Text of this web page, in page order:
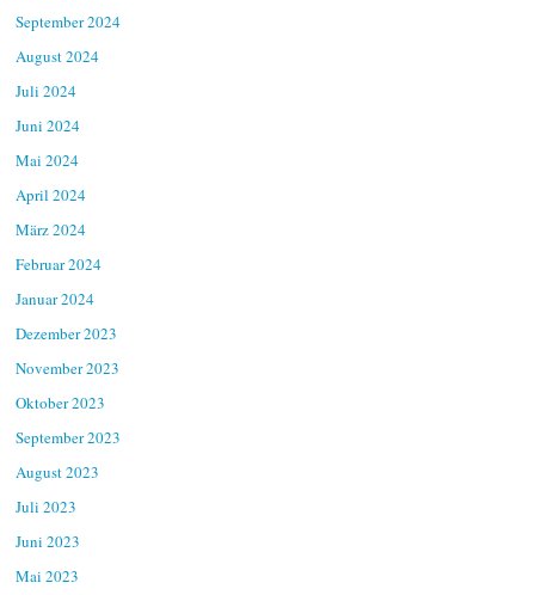
September 2024
August 2024
Juli 2024
Juni 2024
Mai 2024
April 2024
März 2024
Februar 2024
Januar 2024
Dezember 2023
November 2023
Oktober 2023
September 2023
August 2023
Juli 2023
Juni 2023
Mai 2023